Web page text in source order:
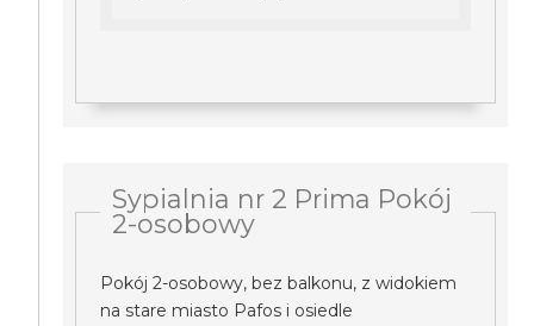
Sypialnia nr 2 Prima Pokój
2-osobowy
Pokój 2-osobowy, bez balkonu, z widokiem
na stare miasto Pafos i osiedle